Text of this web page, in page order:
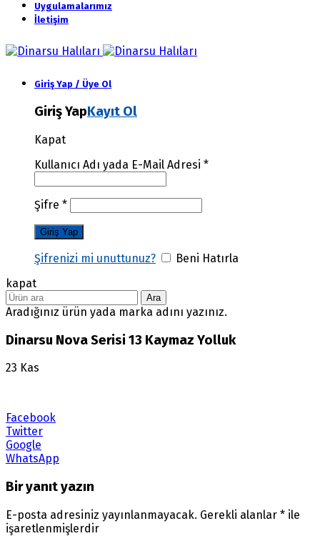
Uygulamalarımız
İletişim
Giriş Yap / Üye Ol
Giriş YapKayıt Ol
Kapat
Kullanıcı Adı yada E-Mail Adresi *
Şifre *
Şifrenizi mi unuttunuz?
Beni Hatırla
kapat
Ara
Aradığınız ürün yada marka adını yazınız.
Dinarsu Nova Serisi 13 Kaymaz Yolluk
23 Kas
Facebook
Twitter
Google
WhatsApp
Bir yanıt yazın
E-posta adresiniz yayınlanmayacak. Gerekli alanlar * ile
işaretlenmişlerdir